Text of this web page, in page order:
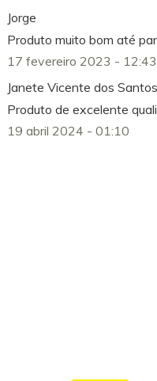
Jorge
Produto muito bom até
17 fevereiro 2023 - 12:43
Janete Vicente dos Santos
Produto de excelente
19 abril 2024 - 01:10